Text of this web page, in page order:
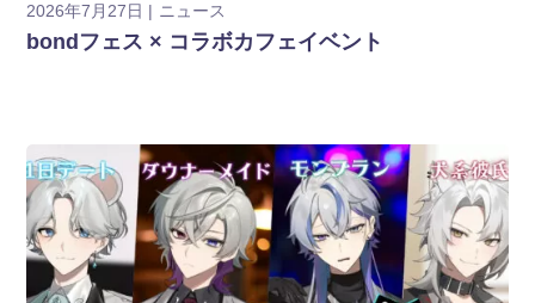
2026年7月27日 ニュース
bondフェス × コラボカフェイベント